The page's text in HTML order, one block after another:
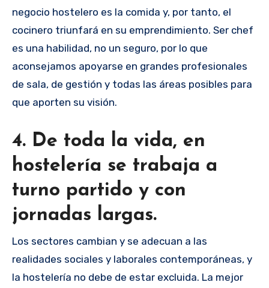
negocio hostelero es la comida y, por tanto, el
cocinero triunfará en su emprendimiento. Ser chef
es una habilidad, no un seguro, por lo que
aconsejamos apoyarse en grandes profesionales
de sala, de gestión y todas las áreas posibles para
que aporten su visión.
4. De toda la vida, en
hostelería se trabaja a
turno partido y con
jornadas largas.
Los sectores cambian y se adecuan a las
realidades sociales y laborales contemporáneas, y
la hostelería no debe de estar excluida. La mejor